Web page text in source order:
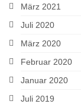
März 2021
Juli 2020
März 2020
Februar 2020
Januar 2020
Juli 2019